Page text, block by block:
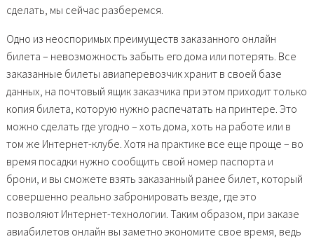
сделать, мы сейчас разберемся.
Одно из неоспоримых преимуществ заказанного онлайн
билета – невозможность забыть его дома или потерять. Все
заказанные билеты авиаперевозчик хранит в своей базе
данных, на почтовый ящик заказчика при этом приходит только
копия билета, которую нужно распечатать на принтере. Это
можно сделать где угодно – хоть дома, хоть на работе или в
том же Интернет-клубе. Хотя на практике все еще проще – во
время посадки нужно сообщить свой номер паспорта и
брони, и вы сможете взять заказанный ранее билет, который
совершенно реально забронировать везде, где это
позволяют Интернет-технологии. Таким образом, при заказе
авиабилетов онлайн вы заметно экономите свое время, ведь